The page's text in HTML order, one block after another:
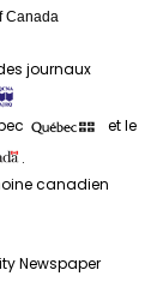
Canada
journaux
et le
.
canadien
Newspaper